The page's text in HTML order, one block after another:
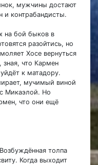
мужчины достают
и контрабандисты.
на бой быков в
разойтись, но
Хосе вернуться
зная, что Кармен
к матадору.
мучимый виной
Микаэлой. Но
что они ещё
толпа
Когда выходит